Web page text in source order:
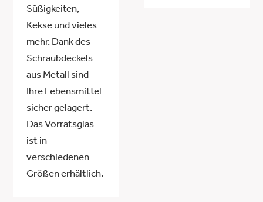
Süßigkeiten,
Kekse und vieles
mehr. Dank des
Schraubdeckels
aus Metall sind
Ihre Lebensmittel
sicher gelagert.
Das Vorratsglas
ist in
verschiedenen
Größen erhältlich.